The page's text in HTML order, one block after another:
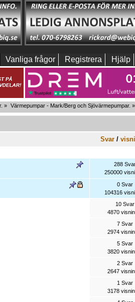
Vanliga frågor Registrera Hjälp
» Värmepumpar - Mark/Berg och Sjövärmepumpar. »
Svar/
288
250000
0 Svar
104316
10 Svar
4870
7 Svar
2974
5 Svar
3820
2 Svar
2647
1 Svar
3178